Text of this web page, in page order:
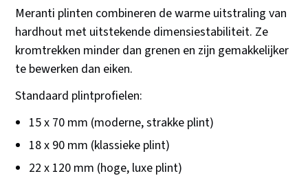
Meranti plinten combineren de warme uitstraling van
hardhout met uitstekende dimensiestabiliteit. Ze
kromtrekken minder dan grenen en zijn gemakkelijker
te bewerken dan eiken.
Standaard plintprofielen:
15 x 70 mm (moderne, strakke plint)
18 x 90 mm (klassieke plint)
22 x 120 mm (hoge, luxe plint)